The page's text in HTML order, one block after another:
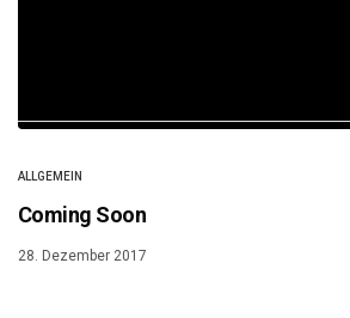
ALLGEMEIN
Coming Soon
28. Dezember 2017